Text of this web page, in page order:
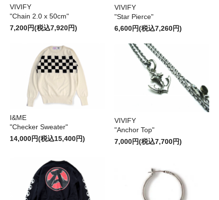
VIVIFY
"Chain 2.0 x 50cm"
7,200円(税込7,920円)
VIVIFY
"Star Pierce"
6,600円(税込7,260円)
I&ME
"Checker Sweater"
14,000円(税込15,400円)
VIVIFY
"Anchor Top"
7,000円(税込7,700円)